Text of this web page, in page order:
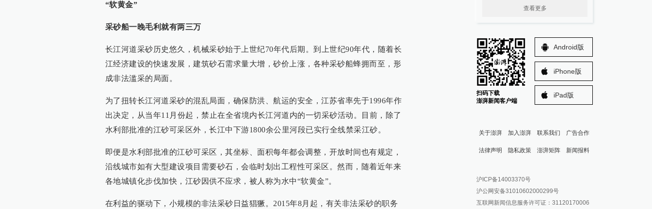
“软黄金”
采砂船一晚毛利就有两三万
长江河道采砂历史悠久，机械采砂始于上世纪70年代后期。到上世纪90年代，随着长
江经济建设的快速发展，建筑砂石需求量大增，砂价上涨，各种采砂船蜂拥而至，形
成非法滥采的局面。
为了扭转长江河道采砂的混乱局面，确保防洪、航运的安全，江苏省率先于1996年作
出决定，从当年11月份起，禁止在全省境内长江河道内的一切采砂活动。目前，除了
水利部批准的江砂可采区外，长江中下游1800余公里河段已实行全线禁采江砂。
即便是水利部批准的江砂可采区，其坐标、面积每年都会调整，开放时间也有规定，
沿线城市如有大型建设项目需要砂石，会临时划出工程性可采区。然而，随着近年来
各地城镇化步伐加快，江砂因供不应求，被人称为水中“软黄金”。
在利益的驱动下，小规模的非法采砂日益猖獗。2015年8月起，有关非法采砂的职务
查看更多
扫码下载
澎湃新闻客户端
Android版
iPhone版
iPad版
关于澎湃 加入澎湃 联系我们 广告合作
法律声明 隐私政策 澎湃矩阵
澎湃新闻公众号
澎湃新闻抖音号
新闻报料
报料邮箱: news@thepaper.cn
沪ICP备14003370号
沪公网安备31010602000299号
互联网新闻信息服务许可证：31120170006